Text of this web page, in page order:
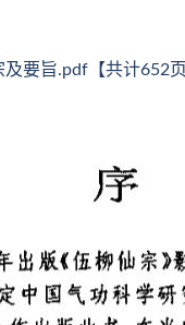
要旨.pdf【共计652